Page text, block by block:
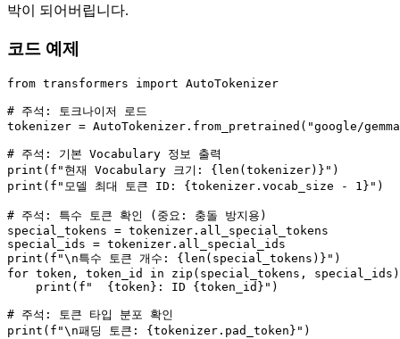
박이 되어버립니다.
코드 예제
from transformers import AutoTokenizer
# 주석: 토크나이저 로드
tokenizer = AutoTokenizer.from_pretrained( "google/
# 주석: 기본 Vocabulary 정보 출력
print ( f"현재 Vocabulary 크기: { len (tokenizer)} "
print ( f"모델 최대 토큰 ID: {tokenizer.vocab_size - 1 } " )
# 주석: 특수 토큰 확인 (중요: 충돌 방지용)
special_tokens = tokenizer.all_special_tokens
print ( f"\n특수 토큰 개수: { len (special_tokens)} "
for token, token_id in zip (special_tokens,
print ( f" {token} : ID {token_id} " )
# 주석: 토큰 타입 분포 확인
print ( f"\n패딩 토큰: {tokenizer.pad_token} "